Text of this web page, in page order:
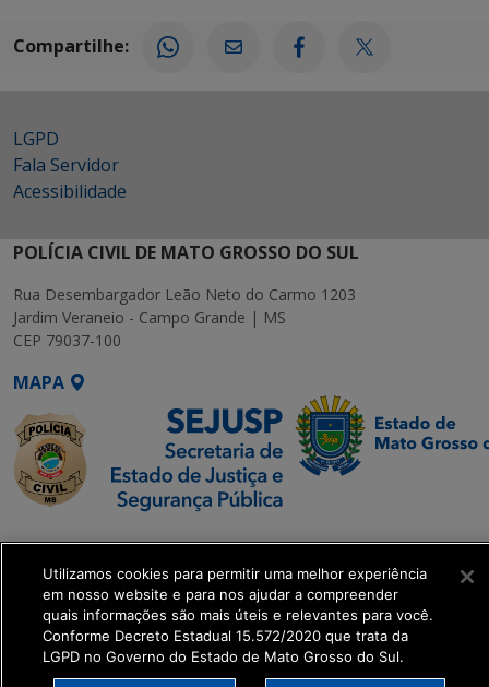
Compartilhe:
LGPD
Fala Servidor
Acessibilidade
POLÍCIA CIVIL DE MATO GROSSO DO SUL
Rua Desembargador Leão Neto do Carmo 1203
Jardim Veraneio - Campo Grande | MS
CEP 79037-100
MAPA
SETDIG | Secretaria-
Executiva de
Transformação Digital
get_footer();
Utilizamos cookies para permitir uma melhor experiência
em nosso website e para nos ajudar a compreender
quais informações são mais úteis e relevantes para você.
Conforme Decreto Estadual 15.572/2020 que trata da
LGPD no Governo do Estado de Mato Grosso do Sul.